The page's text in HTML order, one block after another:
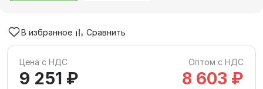
В избранное Сравнить
Цена с НДС Оптом с НДС
9 251 ₽ 8 603 ₽